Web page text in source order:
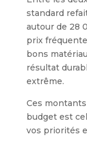
standard
autour de 28
prix
bons
résultat
extrême.
Ces
budget est
vos priorités